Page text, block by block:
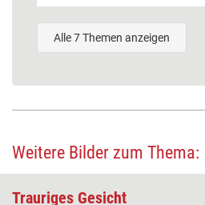
Alle 7 Themen anzeigen
Weitere Bilder zum Thema:
Trauriges Gesicht